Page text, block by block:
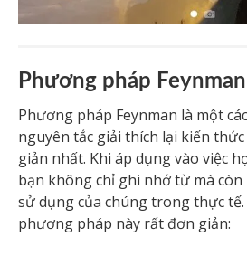
Phương pháp Feynman
Phương pháp Feynman là một
nguyên tắc giải thích lại kiến
giản nhất. Khi áp dụng vào việc
bạn không chỉ ghi nhớ từ mà còn
sử dụng của chúng trong thực tế.
phương pháp này rất đơn giản: